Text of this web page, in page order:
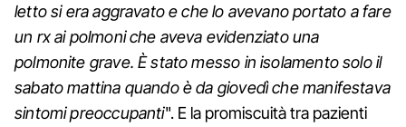
letto si era aggravato e che lo avevano portato a fare
un rx ai polmoni che aveva evidenziato una
polmonite grave. È stato messo in isolamento solo il
sabato mattina quando è da giovedì che manifestava
sintomi preoccupanti". E la promiscuità tra pazienti